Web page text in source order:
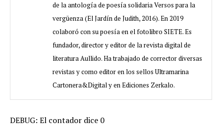
de la antología de poesía solidaria Versos para la
vergüenza (El Jardín de Judith, 2016). En 2019
colaboró con su poesía en el fotolibro SIETE. Es
fundador, director y editor de la revista digital de
literatura Aullido. Ha trabajado de corrector diversas
revistas y como editor en los sellos Ultramarina
Cartonera&Digital y en Ediciones Zerkalo.
DEBUG: El contador dice 0